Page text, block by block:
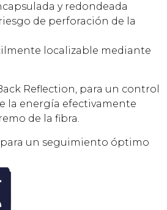
y redondeada
de perforación de la
localizable mediante
Reflection, para un control
la energía efectivamente
de la fibra.
un seguimiento óptimo